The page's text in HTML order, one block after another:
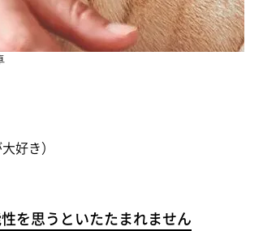
好き）
を思うといたたまれません